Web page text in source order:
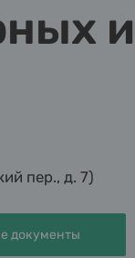
пер., д. 7)
документы